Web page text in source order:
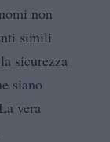
non
simili
sicurezza
siano
vera